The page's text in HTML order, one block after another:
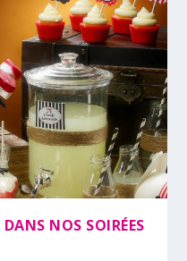
NOS SOIRÉES